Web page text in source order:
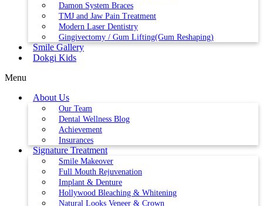
Damon System Braces
TMJ and Jaw Pain Treatment
Modern Laser Dentistry
Gingivectomy / Gum Lifting(Gum Reshaping)
Smile Gallery
Dokgi Kids
Menu
About Us
Our Team
Dental Wellness Blog
Achievement
Insurances
Signature Treatment
Smile Makeover
Full Mouth Rejuvenation
Implant & Denture
Hollywood Bleaching & Whitening
Natural Looks Veneer & Crown